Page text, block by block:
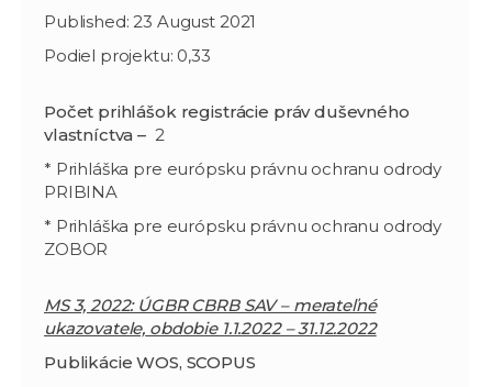
Published: 23 August 2021
Podiel projektu: 0,33
Počet prihlášok registrácie práv duševného
vlastníctva – 2
* Prihláška pre európsku právnu ochranu odrody
PRIBINA
* Prihláška pre európsku právnu ochranu odrody
ZOBOR
MS 3, 2022: ÚGBR CBRB SAV – merateľné
ukazovatele, obdobie 1.1.2022 – 31.12.2022
Publikácie WOS, SCOPUS